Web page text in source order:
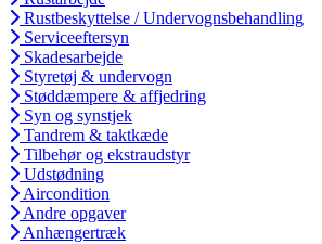
Rustbeskyttelse / Undervognsbehandling
Serviceeftersyn
Skadesarbejde
Styretøj & undervogn
Støddæmpere & affjedring
Syn og synstjek
Tandrem & taktkæde
Tilbehør og ekstraudstyr
Udstødning
Aircondition
Andre opgaver
Anhængertræk